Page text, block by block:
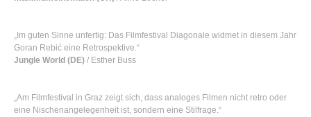
„Im guten Sinne unfertig: Das Filmfestival Diagonale widmet in diesem Jahr
Goran Rebić eine Retrospektive.“
Jungle World (DE) / Esther Buss
„Am Filmfestival in Graz zeigt sich, dass analoges Filmen nicht retro oder
eine Nischenangelegenheit ist, sondern eine Stilfrage.“